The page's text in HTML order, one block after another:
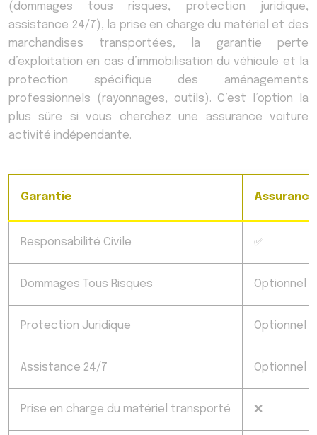
(dommages tous risques, protection juridique,
assistance 24/7), la prise en charge du matériel et des
marchandises transportées, la garantie perte
d’exploitation en cas d’immobilisation du véhicule et la
protection spécifique des aménagements
professionnels (rayonnages, outils). C’est l’option la
plus sûre si vous cherchez une assurance voiture
activité indépendante.
Garantie
Responsabilité Civile ✅
Dommages Tous Risques Optionnel
Protection Juridique Optionnel
Assistance 24/7 Optionnel
Prise en charge du matériel transporté ❌